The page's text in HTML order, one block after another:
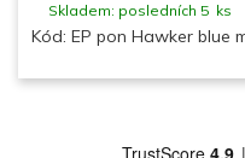
Skladem: posledních 5 ks
Kód: EP pon Hawker blue